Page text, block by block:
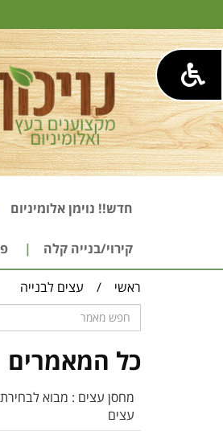
חדש!! נוימן אלומיניום
קירוי/בנייה קלה
ראשי / עצים לבנייה
כל המאמרים
מחסן עצים : מבוא
עצים